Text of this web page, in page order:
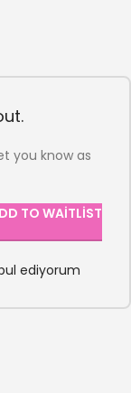
you know as
TO WAITLIST
ediyorum